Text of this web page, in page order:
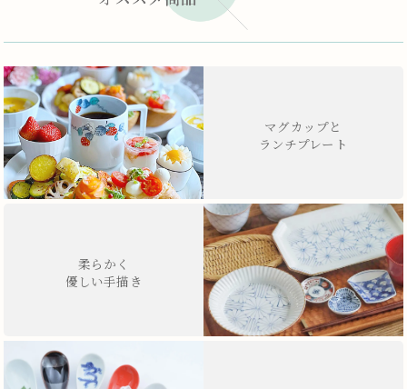
マグカップと
ランチプレート
柔らかく
優しい手描き